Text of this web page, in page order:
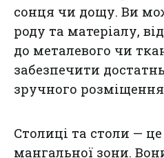
сонця чи дощу. Ви
роду та матеріалу,
до металевого чи
забезпечити
зручного розміщення
Столиці та столи —
мангальної зони.